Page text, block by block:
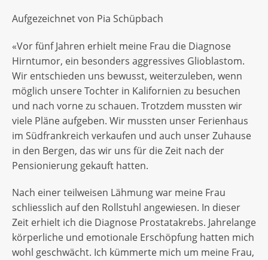
Aufgezeichnet von Pia Schüpbach
«Vor fünf Jahren erhielt meine Frau die Diagnose
Hirntumor, ein besonders aggressives Glioblastom.
Wir entschieden uns bewusst, weiterzuleben, wenn
möglich unsere Tochter in Kalifornien zu besuchen
und nach vorne zu schauen. Trotzdem mussten wir
viele Pläne aufgeben. Wir mussten unser Ferienhaus
im Südfrankreich verkaufen und auch unser Zuhause
in den Bergen, das wir uns für die Zeit nach der
Pensionierung gekauft hatten.
Nach einer teilweisen Lähmung war meine Frau
schliesslich auf den Rollstuhl angewiesen. In dieser
Zeit erhielt ich die Diagnose Prostatakrebs. Jahrelange
körperliche und emotionale Erschöpfung hatten mich
wohl geschwächt. Ich kümmerte mich um meine Frau,